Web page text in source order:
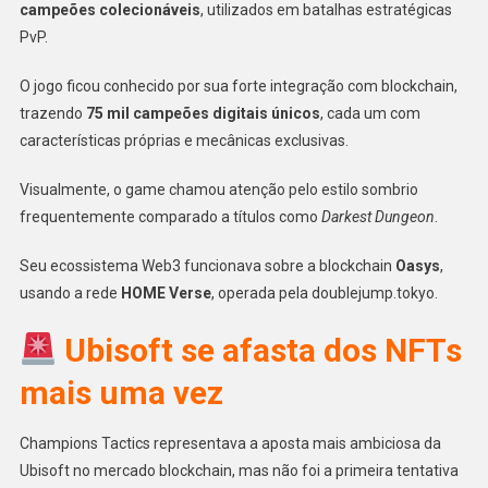
campeões colecionáveis, utilizados em batalhas estratégicas
PvP.
O jogo ficou conhecido por sua forte integração com blockchain,
trazendo 75 mil campeões digitais únicos, cada um com
características próprias e mecânicas exclusivas.
Visualmente, o game chamou atenção pelo estilo sombrio
frequentemente comparado a títulos como Darkest Dungeon.
Seu ecossistema Web3 funcionava sobre a blockchain Oasys,
usando a rede HOME Verse, operada pela doublejump.tokyo.
Ubisoft se afasta dos NFTs
mais uma vez
Champions Tactics representava a aposta mais ambiciosa da
Ubisoft no mercado blockchain, mas não foi a primeira tentativa